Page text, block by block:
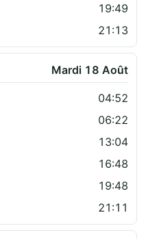
19:49
21:13
Mardi 18 Août
04:52
06:22
13:04
16:48
19:48
21:11